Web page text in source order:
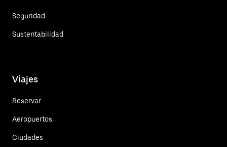
Seguridad
Sustentabilidad
Viajes
Reservar
Aeropuertos
Ciudades